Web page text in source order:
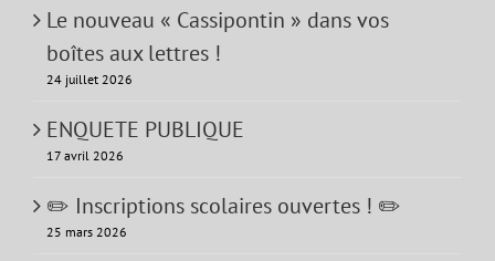
Le nouveau « Cassipontin » dans vos
boîtes aux lettres !
24 juillet 2026
ENQUETE PUBLIQUE
17 avril 2026
✏️ Inscriptions scolaires ouvertes ! ✏️
25 mars 2026